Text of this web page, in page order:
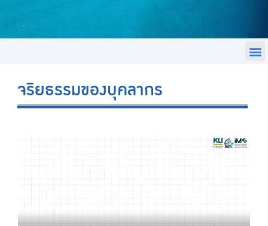
จริยธรรมของบุคลากร